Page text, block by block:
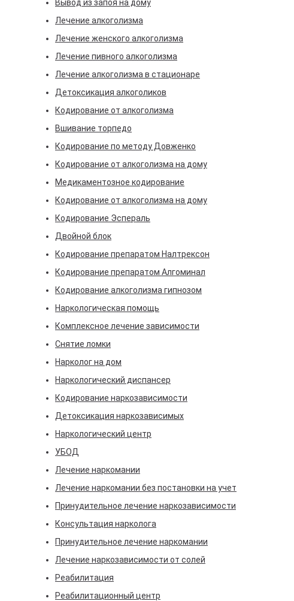
ПеревозкаЧастые вопросы
Вывод из запоя на дому
Лечение алкоголизма
Лечение женского алкоголизма
Лечение пивного алкоголизма
Лечение алкоголизма в стационаре
Детоксикация алкоголиков
Кодирование от алкоголизма
Вшивание торпедо
Кодирование по методу Довженко
Кодирование от алкоголизма на дому
Медикаментозное кодирование
Кодирование от алкоголизма на дому
Кодирование Эспераль
Двойной блок
Кодирование препаратом Налтрексон
Кодирование препаратом Алгоминал
Кодирование алкоголизма гипнозом
Наркологическая помощь
Комплексное лечение зависимости
Снятие ломки
Нарколог на дом
Наркологический диспансер
Кодирование наркозависимости
Детоксикация наркозависимых
Наркологический центр
УБОД
Лечение наркомании
Лечение наркомании без постановки на учет
Принудительное лечение наркозависимости
Консультация нарколога
Принудительное лечение наркомании
Лечение наркозависимости от солей
Реабилитация
Реабилитационный центр